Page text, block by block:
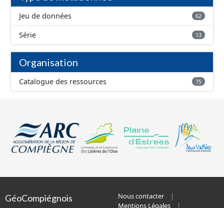
Jeu de données 62
Série 13
Organisation
Catalogue des ressources 75
GéoCompiégnois
Nous contacter
Mentions Légales